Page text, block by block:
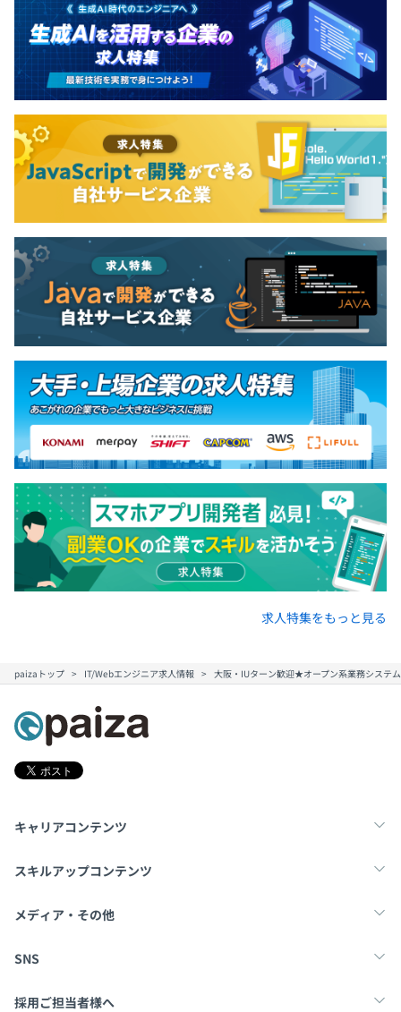
求人特集をもっと見る
paizaトップ IT/Webエンジニア求人情報 大阪・IUターン歓迎★オープン系業務システ
キャリアコンテンツ
転職・キャリア
スキルアップコンテンツ
学習
メディア・その他
Tech Team Journal
SNS
X
採用ご担当者様へ